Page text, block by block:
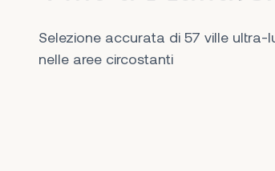
Selezione accurata di 57 ville ultra-
nelle aree circostanti